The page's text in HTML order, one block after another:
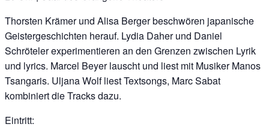
Thorsten Krämer und Alisa Berger beschwören japanische
Geistergeschichten herauf. Lydia Daher und Daniel
Schröteler experimentieren an den Grenzen zwischen Lyrik
und lyrics. Marcel Beyer lauscht und liest mit Musiker Manos
Tsangaris. Uljana Wolf liest Textsongs, Marc Sabat
kombiniert die Tracks dazu.
Eintritt: